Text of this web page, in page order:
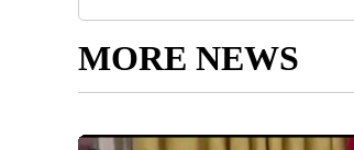
MORE NEWS